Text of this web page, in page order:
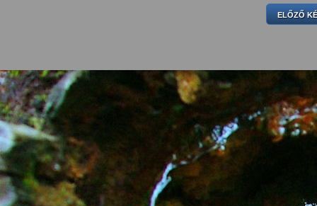
ELŐZŐ